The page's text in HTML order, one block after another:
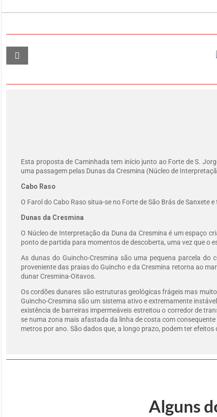
Esta proposta de Caminhada tem início junto ao Forte de S.
uma passagem pelas Dunas da Cresmina (Núcleo de
Cabo Raso
O Farol do Cabo Raso situa-se no Forte de São Brás de
Dunas da Cresmina
O Núcleo de Interpretação da Duna da Cresmina é um espaço
ponto de partida para momentos de descoberta, uma vez que o
As dunas do Guincho-Cresmina são uma pequena parcela
proveniente das praias do Guincho e da Cresmina retorna ao
dunar Cresmina-Oitavos.
Os cordões dunares são estruturas geológicas frágeis mas
Guincho-Cresmina são um sistema ativo e extremamente
existência de barreiras impermeáveis estreitou o corredor de
se numa zona mais afastada da linha de costa com
metros por ano. São dados que, a longo prazo, podem ter
Alguns